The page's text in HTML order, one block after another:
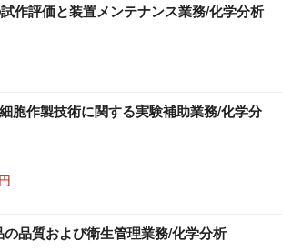
作評価と装置メンテナンス業務/化学分析
胞作製技術に関する実験補助業務/化学分
品質および衛生管理業務/化学分析